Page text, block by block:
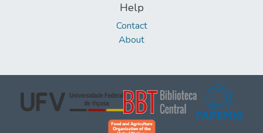
Help
Contact
About